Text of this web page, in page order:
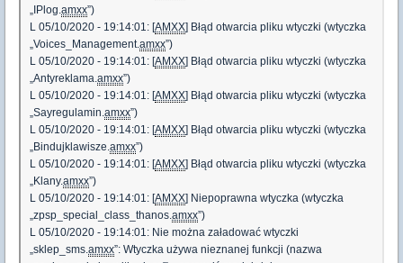
„IPlog.amxx”)
L 05/10/2020 - 19:14:01: [AMXX] Błąd otwarcia pliku wtyczki (wtyczka
„Voices_Management.amxx”)
L 05/10/2020 - 19:14:01: [AMXX] Błąd otwarcia pliku wtyczki (wtyczka
„Antyreklama.amxx”)
L 05/10/2020 - 19:14:01: [AMXX] Błąd otwarcia pliku wtyczki (wtyczka
„Sayregulamin.amxx”)
L 05/10/2020 - 19:14:01: [AMXX] Błąd otwarcia pliku wtyczki (wtyczka
„Bindujklawisze.amxx”)
L 05/10/2020 - 19:14:01: [AMXX] Błąd otwarcia pliku wtyczki (wtyczka
„Klany.amxx”)
L 05/10/2020 - 19:14:01: [AMXX] Niepoprawna wtyczka (wtyczka
„zpsp_special_class_thanos.amxx”)
L 05/10/2020 - 19:14:01: Nie można załadować wtyczki
„sklep_sms.amxx”: Wtyczka używa nieznanej funkcji (nazwa